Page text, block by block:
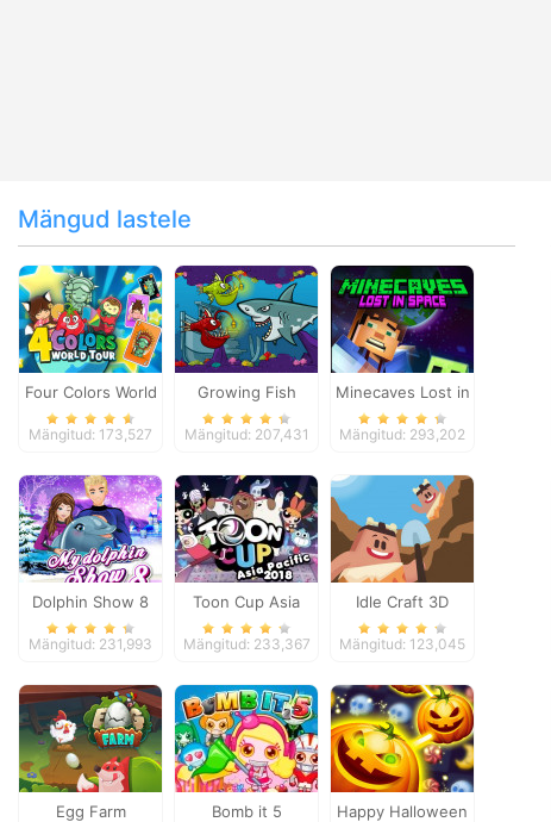
Mängud lastele
Four Colors World
Tour
Mängitud: 173,527
Growing Fish
Mängitud: 207,431
Minecaves Lost in
Space
Mängitud: 293,202
Dolphin Show 8
Mängitud: 231,993
Toon Cup Asia
Pacific 2018
Mängitud: 233,367
Idle Craft 3D
Mängitud: 123,045
Egg Farm Bomb it 5 Happy Halloween